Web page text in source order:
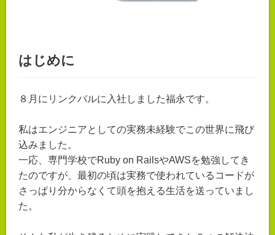
はじめに
８月にリンクバルに入社しました福永です。
私はエンジニアとしての実務未経験でこの世界に飛び
込みました。
一応、専門学校でRuby on RailsやAWSを勉強してき
たのですが、最初の頃は実務で使われているコードが
さっぱり分からなくて頭を抱える生活を送っていまし
た。